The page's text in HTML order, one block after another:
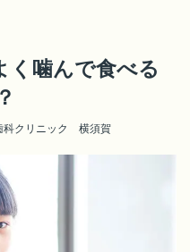
く噛んで食べる
科クリニック 横須賀